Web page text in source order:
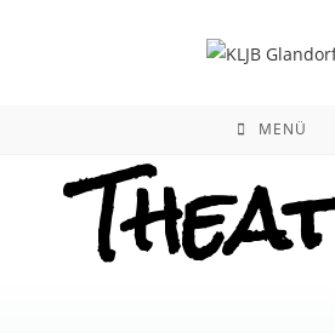
MENÜ